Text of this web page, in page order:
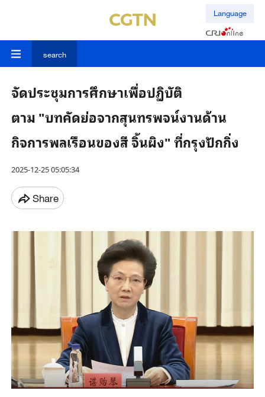
Language
search
จัดประชุมการศึกษาเพื่อปฏิบัติ
ตาม "บทคัดย่อจากสุนทรพจน์งานด้าน
กิจการพลเรือนของสี จิ้นผิง" ที่กรุงปักกิ่ง
2025-12-25 05:05:34
Share